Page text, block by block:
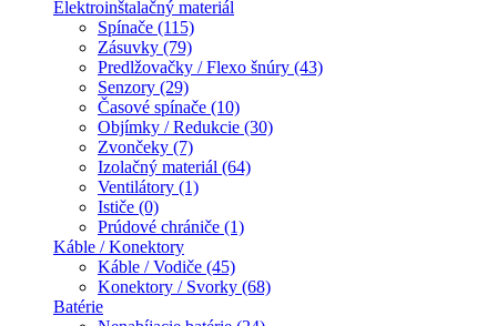
Elektroinštalačný materiál
Spínače (115)
Zásuvky (79)
Predlžovačky / Flexo šnúry (43)
Senzory (29)
Časové spínače (10)
Objímky / Redukcie (30)
Zvončeky (7)
Izolačný materiál (64)
Ventilátory (1)
Ističe (0)
Prúdové chrániče (1)
Káble / Konektory
Káble / Vodiče (45)
Konektory / Svorky (68)
Batérie